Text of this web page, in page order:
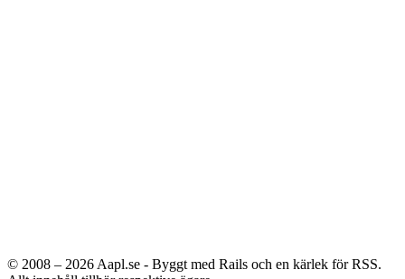
© 2008 – 2026 Aapl.se - Byggt med Rails och en kärlek för RSS.